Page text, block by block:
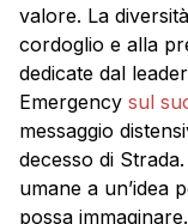
valore. La
cordoglio e alla
dedicate dal
Emergency sul
messaggio
decesso di
umane a un’idea
possa immaginare.